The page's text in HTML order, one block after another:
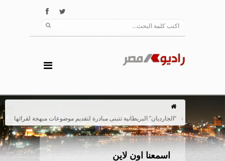
“الجارديان” البريطانية تتبنى مبادرة لتقديم موضوعات مبهجة لقرائها
اسمعنا اون لاين